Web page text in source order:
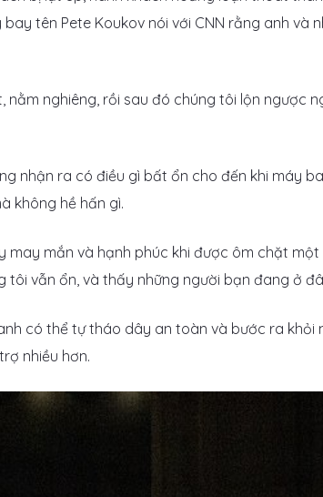
tên Pete Koukov nói với CNN rằng anh và
nằm nghiêng, rồi sau đó chúng tôi lộn ngược
nhận ra có điều gì bất ổn cho đến khi máy
không hề hấn gì.
may mắn và hạnh phúc khi được ôm chặt
tôi vẫn ổn, và thấy những người bạn đang ở
có thể tự tháo dây an toàn và bước ra khỏi
nhiều hơn.